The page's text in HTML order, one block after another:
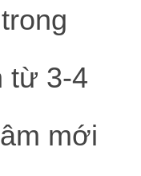
từ 3-4
mới